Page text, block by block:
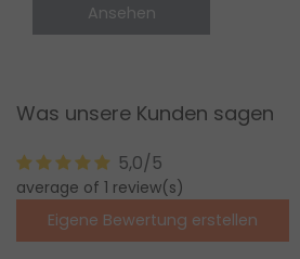
Ansehen
Was unsere Kunden sagen
5,0/5
average of 1 review(s)
Eigene Bewertung erstellen